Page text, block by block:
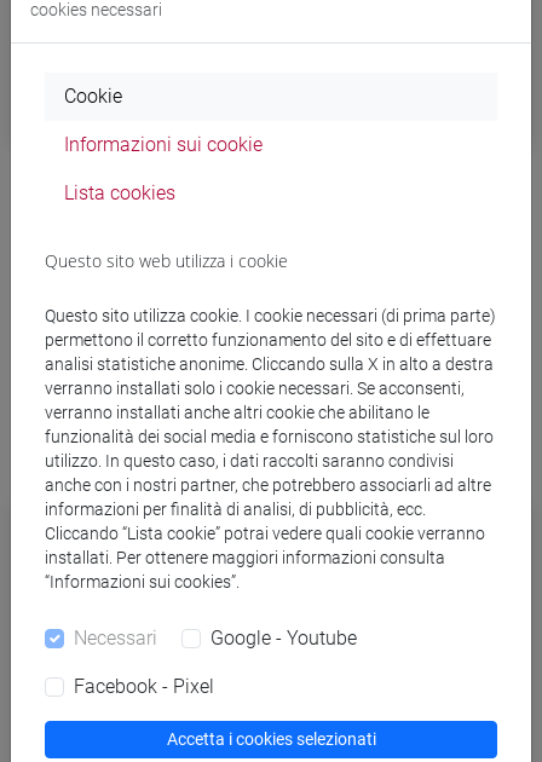
applicare le nozioni teoriche"
Kristina Rocchetto è una studentessa cafoscarina e
frequenta il primo anno di laurea magistrale in Scienze
Ambientali all’Università Ca’ Foscari Venezia, percorso di
Capitale natura e servizi ecosistemici.
cookies necessari
Cookie
Informazioni sui cookie
Lista cookies
Questo sito web utilizza i cookie
Questo sito utilizza cookie. I cookie necessari (di prima parte)
permettono il corretto funzionamento del sito e di effettuare
analisi statistiche anonime. Cliccando sulla X in alto a destra
verranno installati solo i cookie necessari. Se acconsenti,
verranno installati anche altri cookie che abilitano le
funzionalità dei social media e forniscono statistiche sul loro
utilizzo. In questo caso, i dati raccolti saranno condivisi
anche con i nostri partner, che potrebbero associarli ad altre
informazioni per finalità di analisi, di pubblicità, ecc.
Cliccando “Lista cookie” potrai vedere quali cookie verranno
installati. Per ottenere maggiori informazioni consulta
“Informazioni sui cookies”.
Necessari Google - Youtube
Facebook - Pixel
Accetta i cookies selezionati